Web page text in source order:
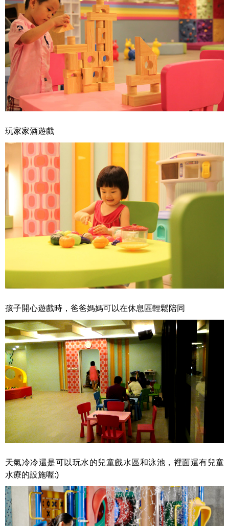
玩家家酒遊戲
孩子開心遊戲時，爸爸媽媽可以在休息區輕鬆陪同
天氣冷冷還是可以玩水的兒童戲水區和泳池，裡面還有兒童
水療的設施喔:)